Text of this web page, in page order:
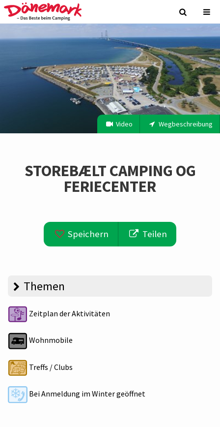
Video Wegbeschreibung
STOREBÆLT CAMPING OG
FERIECENTER
Speichern Teilen
Themen
Zeitplan der Aktivitäten
Wohnmobile
Treffs / Clubs
Bei Anmeldung im Winter geöffnet